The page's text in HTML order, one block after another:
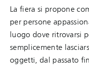
La fiera si propone
per persone
luogo dove ritrovarsi
semplicemente
oggetti, dal passato